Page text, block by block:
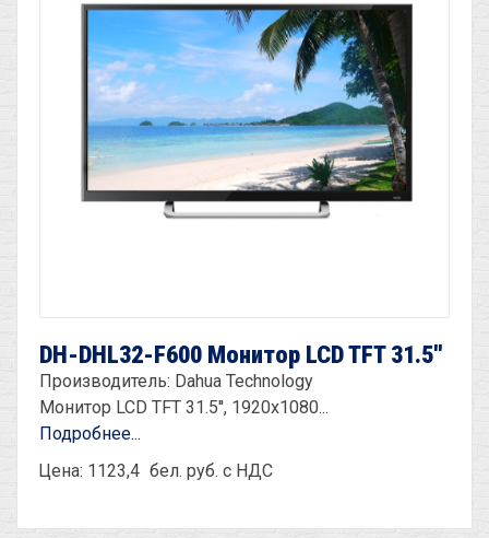
DH-DHL32-F600 Монитор LCD TFT 31.5''
Производитель: Dahua Technology
Монитор LCD TFT 31.5'', 1920х1080...
Подробнее...
Цена: 1123,4 бел. руб. с НДС